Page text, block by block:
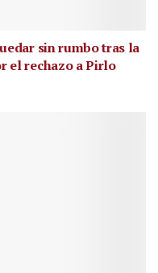
sin rumbo tras la
el rechazo a Pirlo